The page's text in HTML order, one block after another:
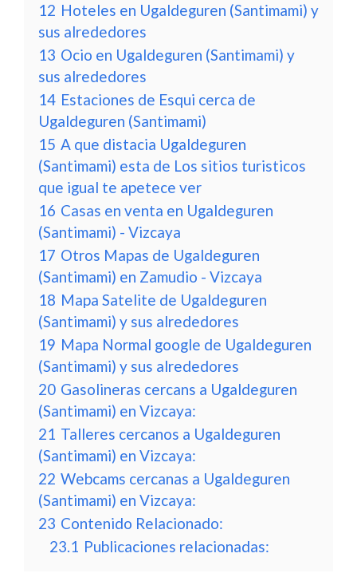
12 Hoteles en Ugaldeguren (Santimami) y
sus alrededores
13 Ocio en Ugaldeguren (Santimami) y
sus alrededores
14 Estaciones de Esqui cerca de
Ugaldeguren (Santimami)
15 A que distacia Ugaldeguren
(Santimami) esta de Los sitios turisticos
que igual te apetece ver
16 Casas en venta en Ugaldeguren
(Santimami) - Vizcaya
17 Otros Mapas de Ugaldeguren
(Santimami) en Zamudio - Vizcaya
18 Mapa Satelite de Ugaldeguren
(Santimami) y sus alrededores
19 Mapa Normal google de Ugaldeguren
(Santimami) y sus alrededores
20 Gasolineras cercans a Ugaldeguren
(Santimami) en Vizcaya:
21 Talleres cercanos a Ugaldeguren
(Santimami) en Vizcaya:
22 Webcams cercanas a Ugaldeguren
(Santimami) en Vizcaya:
23 Contenido Relacionado:
23.1 Publicaciones relacionadas: